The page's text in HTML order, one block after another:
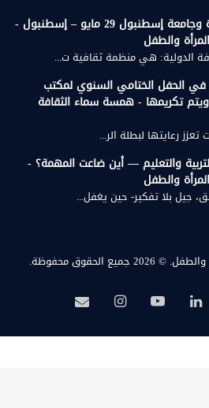
زيارة علمية إلى جامعة مرمرة وجامعة إسطنبول 29 مايو – إسطنبول -
والطفل
الدولية: هي منظمة ثقافية ت...
الحفل الختامي السنوي لمكتب
تكريمها - همسة سماء الثقافة
رعايتها لبطلة الر...
والتعليم — أين ضاعت المهمة؟ -
والطفل
جيل بلا تفكير- حين يغفل...
© 2026 جميع الحقوق محفوظة.
لينكدإن‫YouTubeانستقرامبريد
همسة